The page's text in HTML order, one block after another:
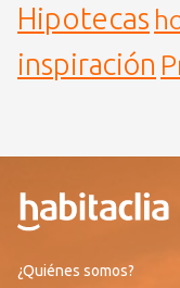
Hipotecas
inspiración
¿Quiénes somos?